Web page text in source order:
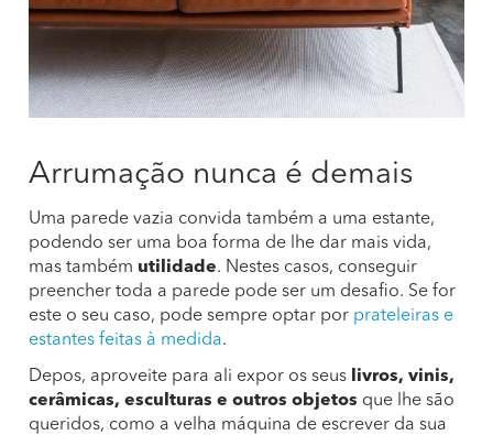
Arrumação nunca é demais
Uma parede vazia convida também a uma estante,
podendo ser uma boa forma de lhe dar mais vida,
mas também utilidade. Nestes casos, conseguir
preencher toda a parede pode ser um desafio. Se for
este o seu caso, pode sempre optar por prateleiras e
estantes feitas à medida.
Depos, aproveite para ali expor os seus
livros, vinis,
cerâmicas, esculturas e outros objetos que lhe são
queridos, como a velha máquina de escrever da sua